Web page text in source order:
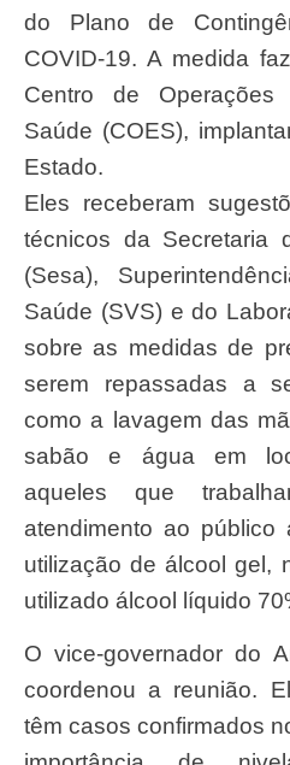
do Plano de
COVID-19. A medida
Centro de
Saúde (COES),
Estado.
Eles receberam sugestões e instruções dos
técnicos da Secretaria
(Sesa),
Saúde (SVS) e do
sobre as medidas de
serem repassadas a
como a lavagem das
sabão e água em
aqueles que
atendimento ao
utilização de álcool gel,
utilizado álcool líquido
O vice-governador do Amapá, Jaime Nunes,
coordenou a reunião.
têm casos confirmados